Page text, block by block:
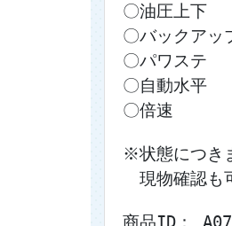
〇油圧上下
〇バックアッ
〇パワステ
〇自動水平
〇倍速
※状態につき
現物確認も
商品ID：